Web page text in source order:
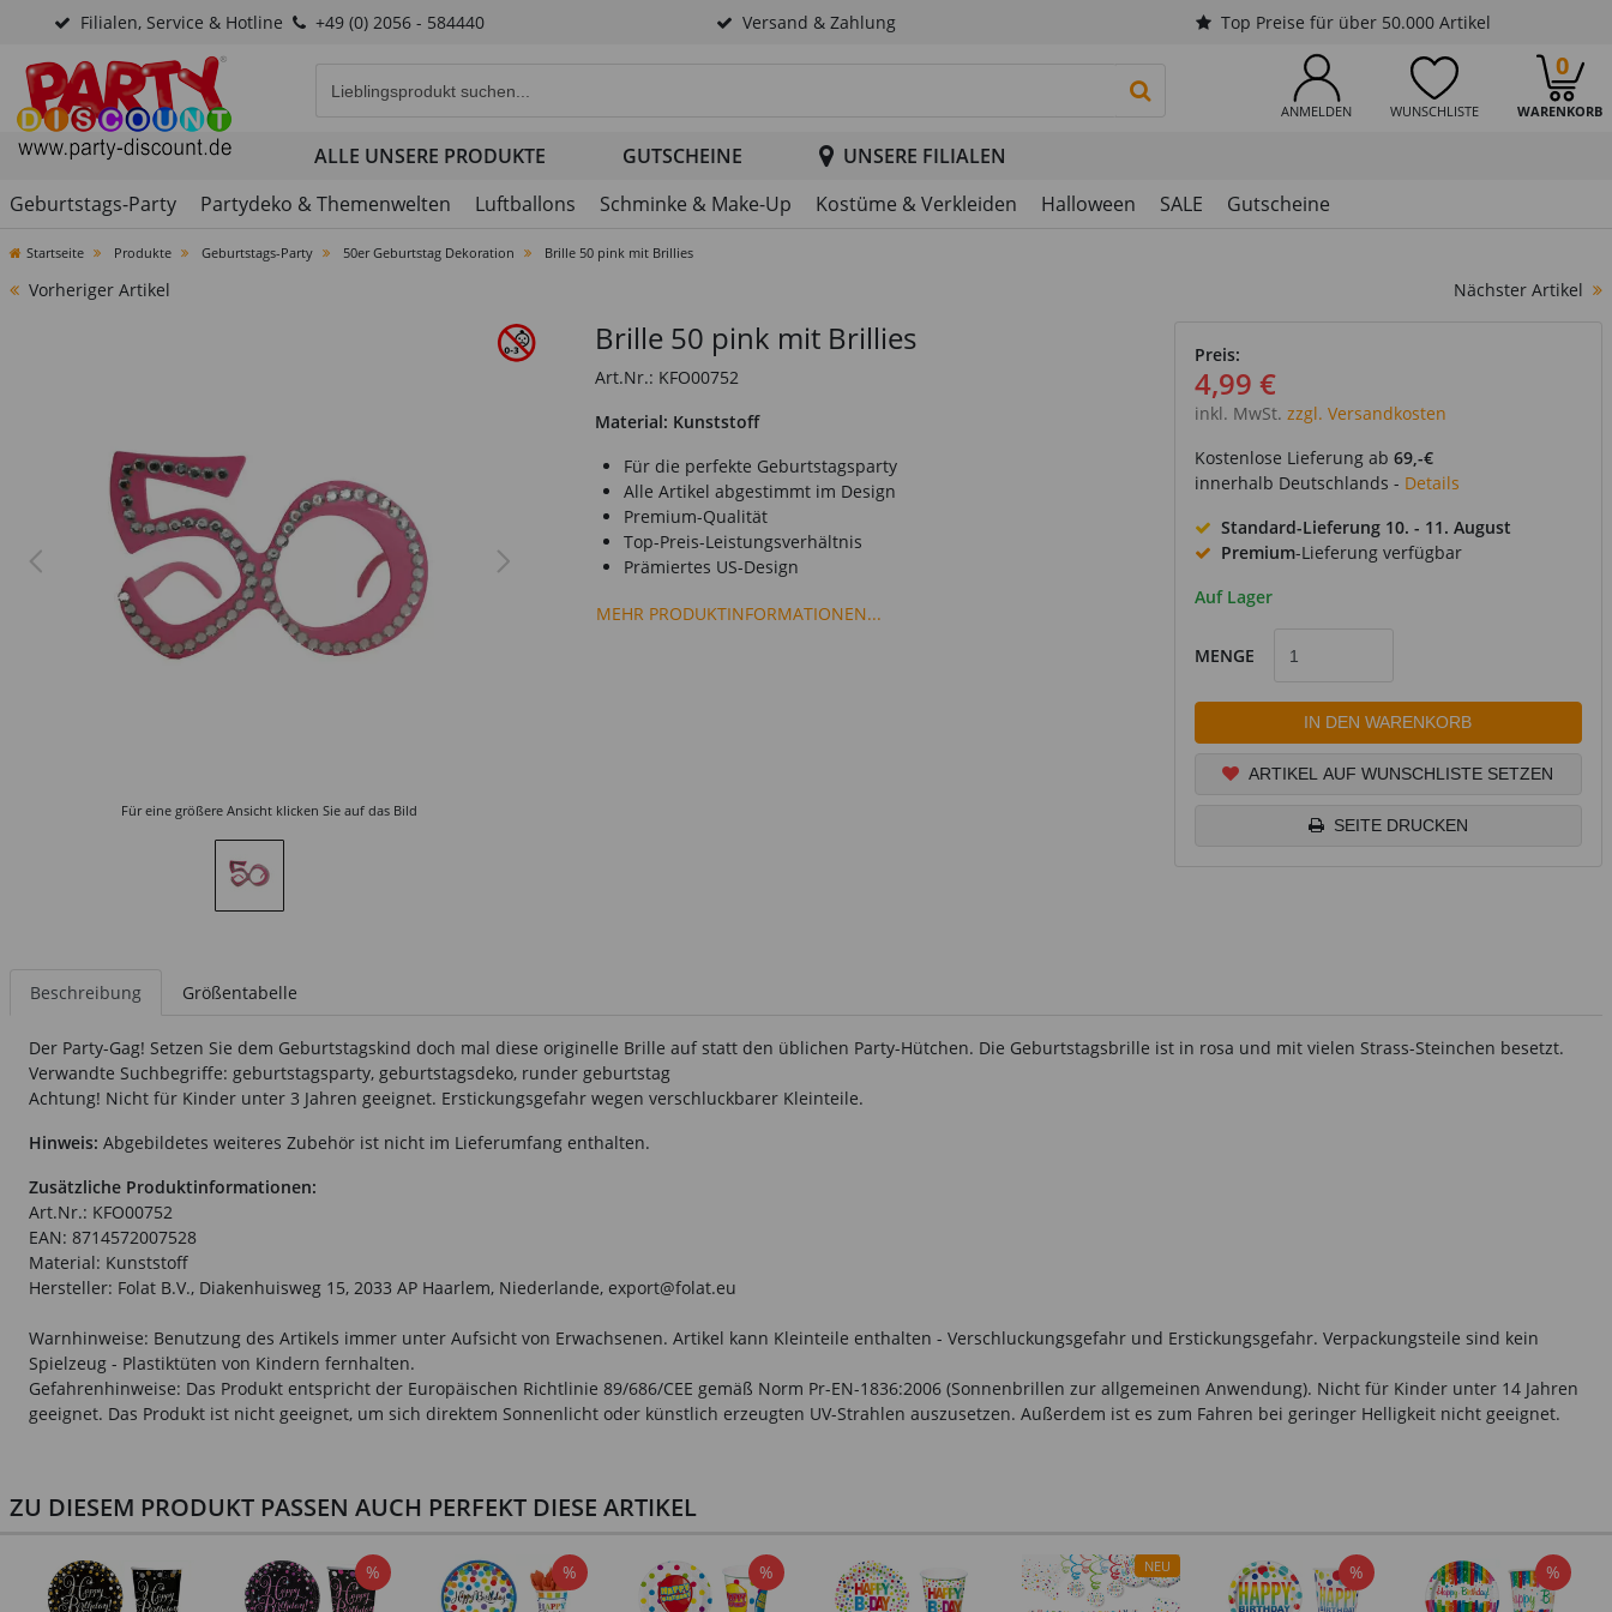
Filialen, Service & Hotline +49 (0) 2056 - 584440 Versand & Zahlung Top Preise für über 50.000 Artikel
ANMELDEN WUNSCHLISTE WARENKORB
0
PRODUKTSUCHE STARTEN
ALLE UNSERE PRODUKTE GUTSCHEINE
UNSERE FILIALEN
Geburtstags-Party
Partydeko & Themenwelten Luftballons Schminke & Make-Up Kostüme & Verkleiden Halloween SALE Gutscheine
Startseite Produkte Geburtstags-Party 50er Geburtstag Dekoration Brille 50 pink mit Brillies
Vorheriger Artikel Nächster Artikel
Für eine größere Ansicht klicken Sie auf das Bild
Brille 50 pink mit Brillies
Art.Nr.: KFO00752
Material: Kunststoff
Für die perfekte Geburtstagsparty
Alle Artikel abgestimmt im Design
Premium-Qualität
Top-Preis-Leistungsverhältnis
Prämiertes US-Design
MEHR PRODUKTINFORMATIONEN...
Preis:
4,99 €
inkl. MwSt. zzgl. Versandkosten
Kostenlose Lieferung ab 69,-€
innerhalb Deutschlands - Details
Standard-Lieferung 10. - 11. August
Premium-Lieferung verfügbar
Auf Lager
MENGE
IN DEN WARENKORB
ARTIKEL AUF WUNSCHLISTE SETZEN
SEITE DRUCKEN
Beschreibung Größentabelle
Der Party-Gag! Setzen Sie dem Geburtstagskind doch mal diese originelle Brille auf statt den üblichen Party-Hütchen. Die Geburtstagsbrille ist in rosa und mit vielen Strass-Steinchen besetzt.
Verwandte Suchbegriffe: geburtstagsparty, geburtstagsdeko, runder geburtstag
Achtung! Nicht für Kinder unter 3 Jahren geeignet. Erstickungsgefahr wegen verschluckbarer Kleinteile.
Hinweis: Abgebildetes weiteres Zubehör ist nicht im Lieferumfang enthalten.
Zusätzliche Produktinformationen:
Art.Nr.: KFO00752
EAN: 8714572007528
Material: Kunststoff
Hersteller: Folat B.V., Diakenhuisweg 15, 2033 AP Haarlem, Niederlande, export@folat.eu
Warnhinweise: Benutzung des Artikels immer unter Aufsicht von Erwachsenen. Artikel kann Kleinteile enthalten - Verschluckungsgefahr und Erstickungsgefahr. Verpackungsteile sind kein
Spielzeug - Plastiktüten von Kindern fernhalten.
Gefahrenhinweise: Das Produkt entspricht der Europäischen Richtlinie 89/686/CEE gemäß Norm Pr-EN-1836:2006 (Sonnenbrillen zur allgemeinen Anwendung). Nicht für Kinder unter 14 Jahren
geeignet. Das Produkt ist nicht geeignet, um sich direktem Sonnenlicht oder künstlich erzeugten UV-Strahlen auszusetzen. Außerdem ist es zum Fahren bei geringer Helligkeit nicht geeignet.
ZU DIESEM PRODUKT PASSEN AUCH PERFEKT DIESE ARTIKEL
% % % NEU % %